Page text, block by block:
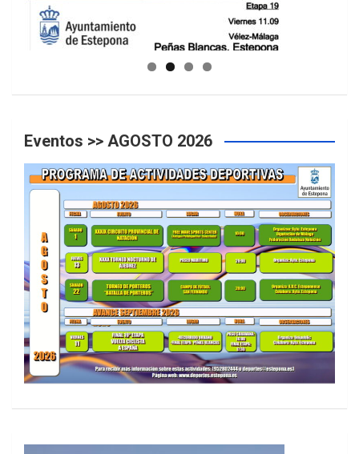
GUIA DE INSTALACIONES DEPORTIVAS
Eventos >> AGOSTO 2026